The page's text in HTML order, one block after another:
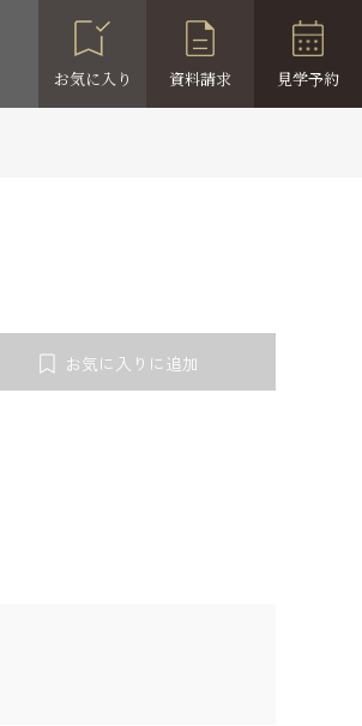
お気に入り 資料請求 見学予約
お気に入りに追加